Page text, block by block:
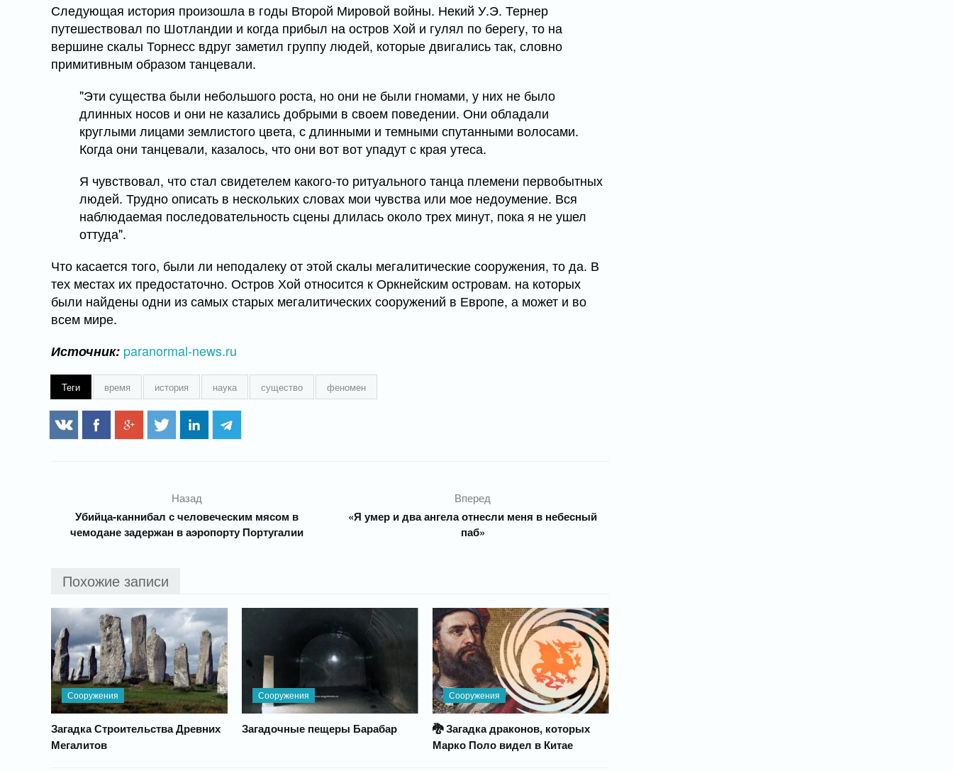
Следующая история произошла в годы Второй Мировой войны. Некий У.Э. Тернер
путешествовал по Шотландии и когда прибыл на остров Хой и гулял по берегу, то на
вершине скалы Торнесс вдруг заметил группу людей, которые двигались так, словно
примитивным образом танцевали.
"Эти существа были небольшого роста, но они не были гномами, у них не было
длинных носов и они не казались добрыми в своем поведении. Они обладали
круглыми лицами землистого цвета, с длинными и темными спутанными волосами.
Когда они танцевали, казалось, что они вот вот упадут с края утеса.
Я чувствовал, что стал свидетелем какого-то ритуального танца племени первобытных
людей. Трудно описать в нескольких словах мои чувства или мое недоумение. Вся
наблюдаемая последовательность сцены длилась около трех минут, пока я не ушел
оттуда".
Что касается того, были ли неподалеку от этой скалы мегалитические сооружения, то да. В
тех местах их предостаточно. Остров Хой относится к Оркнейским островам. на которых
были найдены одни из самых старых мегалитических сооружений в Европе, а может и во
всем мире.
Источник: paranormal-news.ru
Теги время история наука существо феномен
Назад
Убийца-каннибал с человеческим мясом в
чемодане задержан в аэропорту Португалии
Вперед
«Я умер и два ангела отнесли меня в небесный
паб»
Похожие записи
Сооружения
Загадка Строительства Древних
Мегалитов
Сооружения
Загадочные пещеры Барабар
Сооружения
🐉 Загадка драконов, которых
Марко Поло видел в Китае